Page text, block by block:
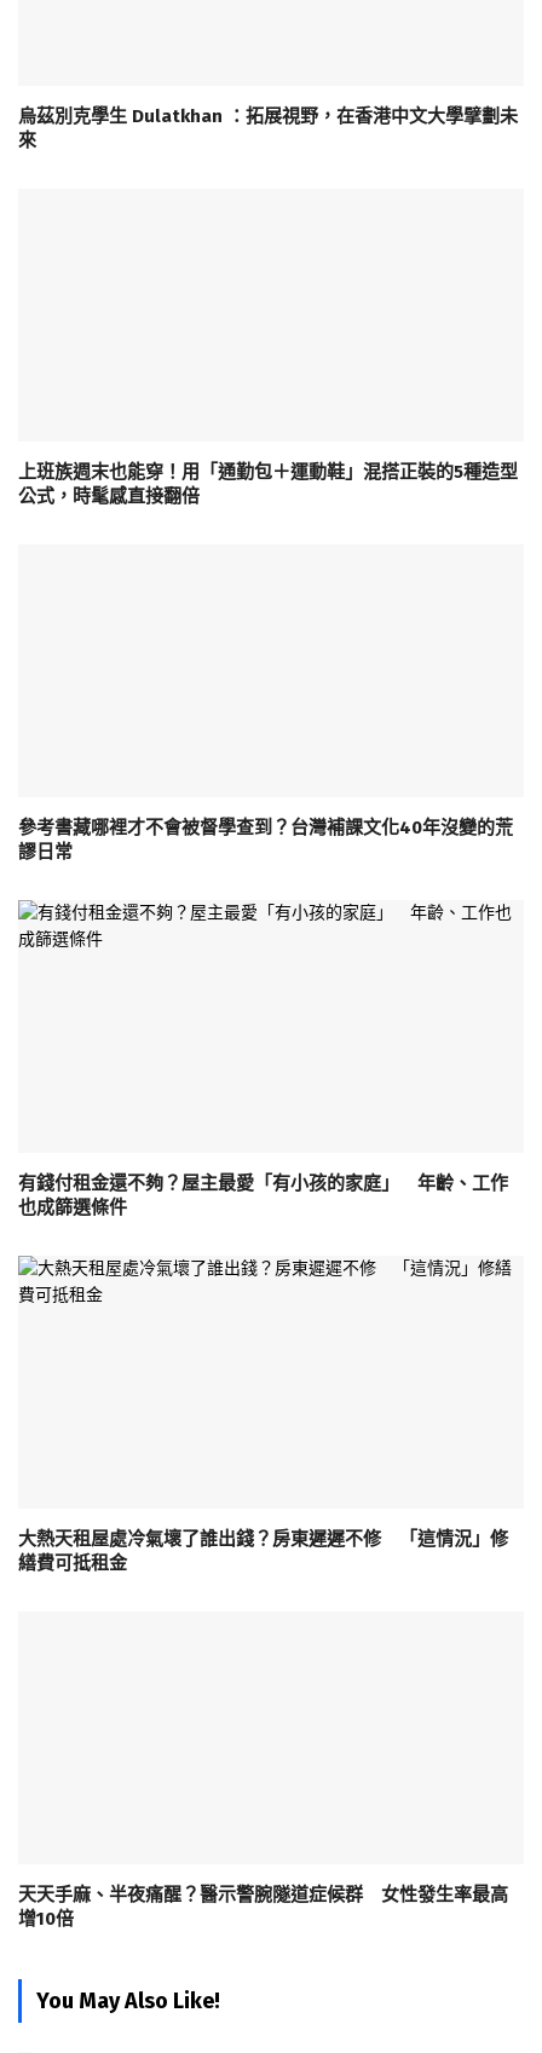
烏茲別克學生 Dulatkhan ：拓展視野，在香港中文大學擘劃未
來
上班族週末也能穿！用「通勤包＋運動鞋」混搭正裝的5種造型
公式，時髦感直接翻倍
參考書藏哪裡才不會被督學查到？台灣補課文化40年沒變的荒
謬日常
有錢付租金還不夠？屋主最愛「有小孩的家庭」 年齡、工作
也成篩選條件
大熱天租屋處冷氣壞了誰出錢？房東遲遲不修 「這情況」修
繕費可抵租金
天天手麻、半夜痛醒？醫示警腕隧道症候群 女性發生率最高
增10倍
You May Also Like!